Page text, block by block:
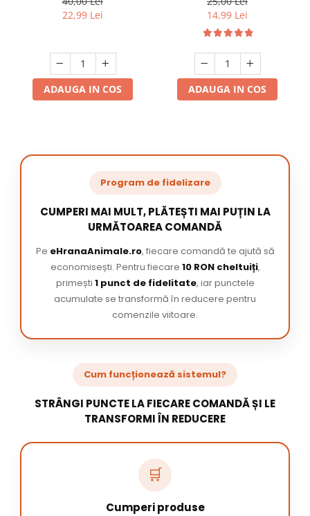
22,99 Lei
ADAUGA IN COS
14,99 Lei
ADAUGA IN COS
Program de fidelizare
CUMPERI MAI MULT, PLĂTEȘTI MAI PUȚIN LA
URMĂTOAREA COMANDĂ
Pe eHranaAnimale.ro, fiecare comandă te ajută să
economisești. Pentru fiecare 10 RON cheltuiți,
primești 1 punct de fidelitate, iar punctele
acumulate se transformă în reducere pentru
comenzile viitoare.
Cum funcționează sistemul?
STRÂNGI PUNCTE LA FIECARE COMANDĂ ȘI LE
TRANSFORMI ÎN REDUCERE
🛒
Cumperi produse